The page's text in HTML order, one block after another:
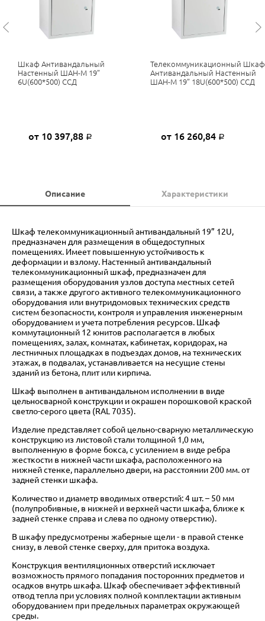
Шкаф Антивандальный
Настенный ШАН-М 19”
6U(600*500) ССД
от 10 397,88 Р
Телекоммуникационный Шкаф
Антивандальный Настенный
ШАН-М 19” 18U(600*500) ССД
от 16 260,84 Р
Описание Характеристики
Шкаф телекоммуникационный антивандальный 19” 12U,
предназначен для размещения в общедоступных
помещениях. Имеет повышенную устойчивость к
деформации и взлому. Настенный антивандальный
телекоммуникационный шкаф, предназначен для
размещения оборудования узлов доступа местных сетей
связи, а также другого активного телекоммуникационного
оборудования или внутридомовых технических средств
систем безопасности, контроля и управления инженерным
оборудованием и учета потребления ресурсов. Шкаф
коммутационный 12 юнитов располагается в любых
помещениях, залах, комнатах, кабинетах, коридорах, на
лестничных площадках в подъездах домов, на технических
этажах, в подвалах, устанавливается на несущие стены
зданий из бетона, плит или кирпича.
Шкаф выполнен в антивандальном исполнении в виде
цельносварной конструкции и окрашен порошковой краской
светло-серого цвета (RAL 7035).
Изделие представляет собой цельно-сварную металлическую
конструкцию из листовой стали толщиной 1,0 мм,
выполненную в форме бокса, с усилением в виде ребра
жесткости в нижней части шкафа, расположенного на
нижней стенке, параллельно двери, на расстоянии 200 мм. от
задней стенки шкафа.
Количество и диаметр вводимых отверстий: 4 шт. – 50 мм
(полупробивные, в нижней и верхней части шкафа, ближе к
задней стенке справа и слева по одному отверстию).
В шкафу предусмотрены жаберные щели - в правой стенке
снизу, в левой стенке сверху, для притока воздуха.
Конструкция вентиляционных отверстий исключает
возможность прямого попадания посторонних предметов и
осадков внутрь шкафа. Шкаф обеспечивает эффективный
отвод тепла при условиях полной комплектации активным
оборудованием при предельных параметрах окружающей
среды.